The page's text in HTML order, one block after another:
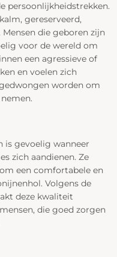
persoonlijkheidstrekken.
gereserveerd,
die geboren zijn
voor de wereld om
een agressieve of
en voelen zich
worden om
is gevoelig wanneer
zich aandienen. Ze
een comfortabele en
Volgens de
deze kwaliteit
die goed zorgen